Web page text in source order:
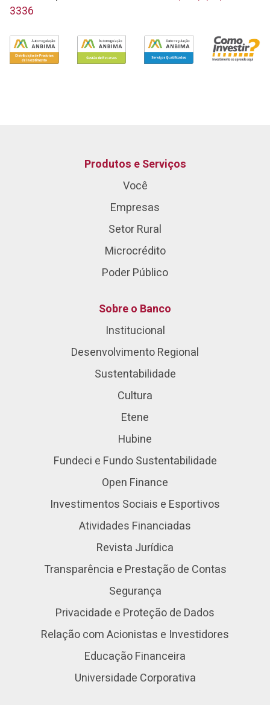
3336
Produtos e Serviços
Você
Empresas
Setor Rural
Microcrédito
Poder Público
Sobre o Banco
Institucional
Desenvolvimento Regional
Sustentabilidade
Cultura
Etene
Hubine
Fundeci e Fundo Sustentabilidade
Open Finance
Investimentos Sociais e Esportivos
Atividades Financiadas
Revista Jurídica
Transparência e Prestação de Contas
Segurança
Privacidade e Proteção de Dados
Relação com Acionistas e Investidores
Educação Financeira
Universidade Corporativa